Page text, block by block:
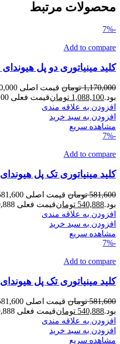
محصولات مرتبط
-7%
Add to compare
کلید مینیاتوری دو پل هیوندای 4 آمپر تیپ B
1,170,000 تومان
بود.1,088,100 تومانقیمت فعلی 1,088,100 تومان است.
افزودن به علاقه مندی
افزودن به سبد خرید
مشاهده سریع
-7%
Add to compare
کلید مینیاتوری تک پل هیوندای 63 آمپر تیپ B
581,600 تومان
بود.540,888 تومانقیمت فعلی 540,888 تومان است.
افزودن به علاقه مندی
افزودن به سبد خرید
مشاهده سریع
-7%
Add to compare
کلید مینیاتوری تک پل هیوندای 50 آمپر تیپ B
581,600 تومان
بود.540,888 تومانقیمت فعلی 540,888 تومان است.
افزودن به علاقه مندی
افزودن به سبد خرید
مشاهده سریع